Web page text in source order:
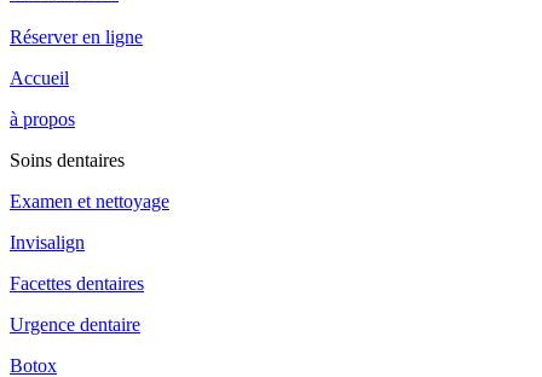
Réserver en ligne
Accueil
à propos
Soins dentaires
Examen et nettoyage
Invisalign
Facettes dentaires
Urgence dentaire
Botox